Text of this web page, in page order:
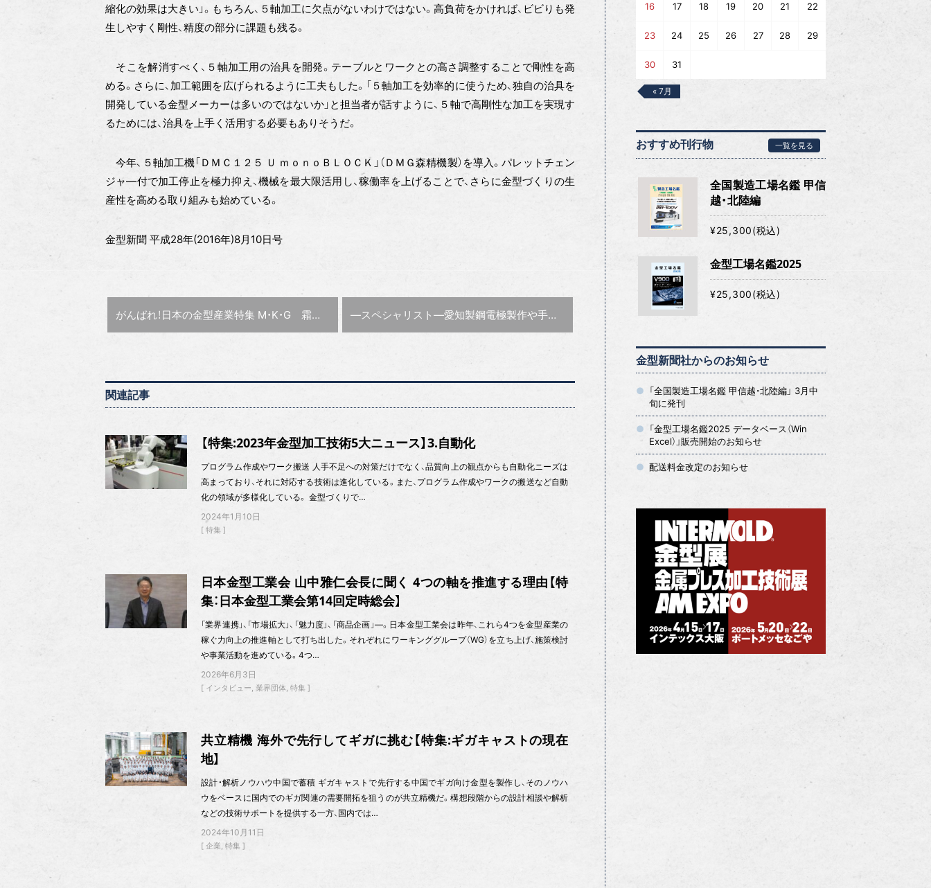
縮化の効果は大きい」。もちろん、５軸加工に欠点がないわけではない。高負荷をかければ、ビビりも発
生しやすく剛性、精度の部分に課題も残る。
そこを解消すべく、５軸加工用の治具を開発。テーブルとワークとの高さ調整することで剛性を高
める。さらに、加工範囲を広げられるように工夫もした。「５軸加工を効率的に使うため、独自の治具を
開発している金型メーカーは多いのではないか」と担当者が話すように、５軸で高剛性な加工を実現す
るためには、治具を上手く活用する必要もありそうだ。
今年、５軸加工機「ＤＭＣ１２５ Ｕ ｍｏｎｏＢＬＯＣＫ」（ＤＭＧ森精機製）を導入。パレットチェン
ジャ―付で加工停止を極力抑え、機械を最大限活用し、稼働率を上げることで、さらに金型づくりの生
産性を高める取り組みも始めている。
金型新聞 平成28年(2016年)8月10日号
前の記事 :
がんばれ！日本の金型産業特集 M・K・G 霜鳥 健一 社長 次の記事 :
―スペシャリスト―愛知製鋼電極製作や手仕上げ省く
関連記事
【特集:2023年金型加工技術5大ニュース】3.自動化
プログラム作成やワーク搬送 人手不足への対策だけでなく、品質向上の観点からも自動化ニーズは
高まっており、それに対応する技術は進化している。また、プログラム作成やワークの搬送など自動
化の領域が多様化している。 金型づくりで…
2024年1月10日
特集
日本金型工業会 山中雅仁会長に聞く 4つの軸を推進する理由【特
集：日本金型工業会第14回定時総会】
「業界連携」、「市場拡大」、「魅力度」、「商品企画」—。日本金型工業会は昨年、これら4つを金型産業の
稼ぐ力向上の推進軸として打ち出した。それぞれにワーキンググループ（WG）を立ち上げ、施策検討
や事業活動を進めている。4つ…
2026年6月3日
インタビュー 業界団体 特集
共立精機 海外で先行してギガに挑む【特集:ギガキャストの現在
地】
設計・解析ノウハウ中国で蓄積 ギガキャストで先行する中国でギガ向け金型を製作し、そのノウハ
ウをベースに国内でのギガ関連の需要開拓を狙うのが共立精機だ。構想段階からの設計相談や解析
などの技術サポートを提供する一方、国内では…
2024年10月11日
企業 特集
16 17 18 19 20 21 22
23 24 25 26 27 28 29
30 31
« 7月
おすすめ刊行物 一覧を見る
全国製造工場名鑑 甲信
越・北陸編
¥25,300(税込)
金型工場名鑑2025
¥25,300(税込)
金型新聞社からのお知らせ
「全国製造工場名鑑 甲信越・北陸編」 3月中
旬に発刊
「金型工場名鑑2025 データベース（Win
Excel）」販売開始のお知らせ
配送料金改定のお知らせ